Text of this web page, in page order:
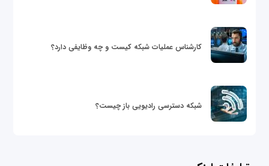
کارشناس عملیات شبکه کیست و چه وظایفی دارد؟
شبکه دسترسی رادیویی باز چیست؟